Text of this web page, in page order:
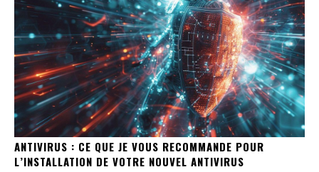
ANTIVIRUS : CE QUE JE VOUS RECOMMANDE POUR
L’INSTALLATION DE VOTRE NOUVEL ANTIVIRUS